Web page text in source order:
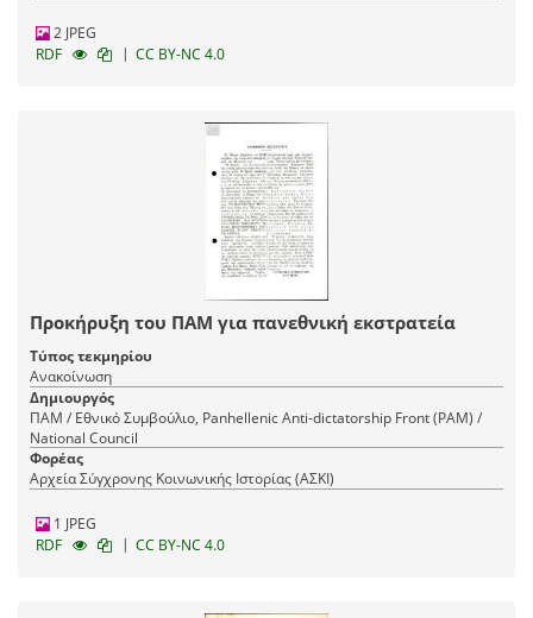
2 JPEG
RDF
| CC BY-NC 4.0
Προκήρυξη του ΠΑΜ για πανεθνική εκστρατεία
Τύπος τεκμηρίου
Ανακοίνωση
Δημιουργός
ΠΑΜ / Εθνικό Συμβούλιο, Panhellenic Anti-dictatorship Front (PAM) /
National Council
Φορέας
Αρχεία Σύγχρονης Κοινωνικής Ιστορίας (ΑΣΚΙ)
1 JPEG
RDF
| CC BY-NC 4.0